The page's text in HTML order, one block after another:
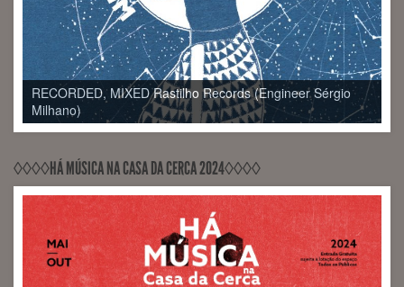
RECORDED, MIXED, RELEASED PontoZurca (Engineer
Sérgio Milhano)
◊◊◊◊HÁ MÚSICA NA CASA DA CERCA 2024◊◊◊◊